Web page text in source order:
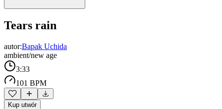
Tears rain
autor:Bapak Uchida
ambient/new age
3:33
101 BPM
Kup utwór